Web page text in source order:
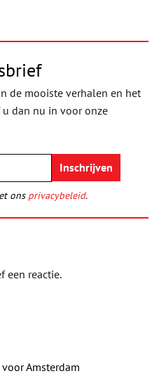
de mooiste verhalen en het
dan nu in voor onze
ons privacybeleid.
een reactie.
Amsterdam